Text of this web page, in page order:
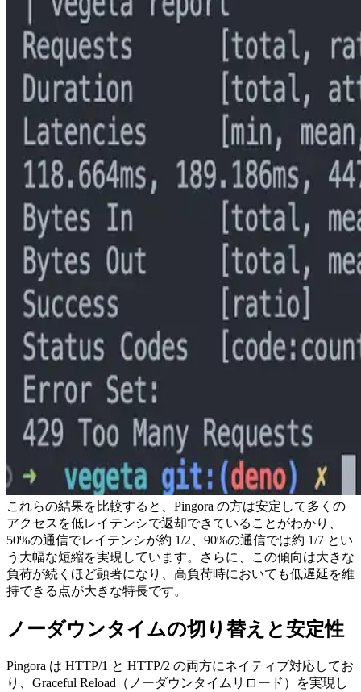
これらの結果を比較すると、Pingora の方は安定して多くの
アクセスを低レイテンシで返却できていることがわかり、
50%の通信でレイテンシが約 1/2、90%の通信では約 1/7 とい
う大幅な短縮を実現しています。さらに、この傾向は大きな
負荷が続くほど顕著になり、高負荷時においても低遅延を維
持できる点が大きな特長です。
ノーダウンタイムの切り替えと安定性
Pingora は HTTP/1 と HTTP/2 の両方にネイティブ対応してお
り、Graceful Reload（ノーダウンタイムリロード）を実現し